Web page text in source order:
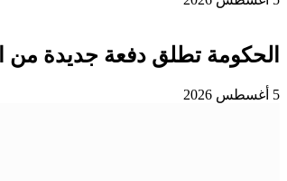
الحكومة تطلق دفعة جديدة من
5 أغسطس 2026